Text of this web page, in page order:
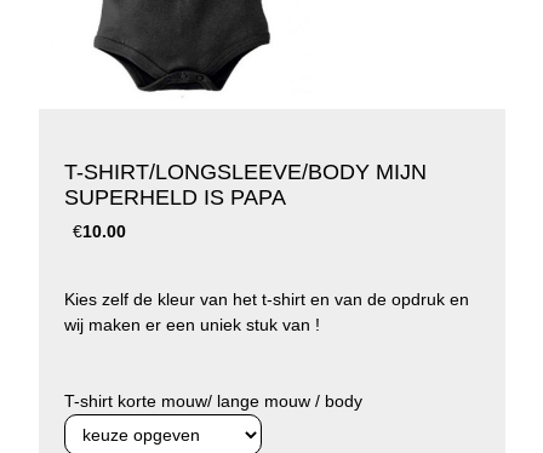
T-SHIRT/LONGSLEEVE/BODY MIJN
SUPERHELD IS PAPA
€10.00
Kies zelf de kleur van het t-shirt en van de opdruk en
wij maken er een uniek stuk van !
T-shirt korte mouw/ lange mouw / body